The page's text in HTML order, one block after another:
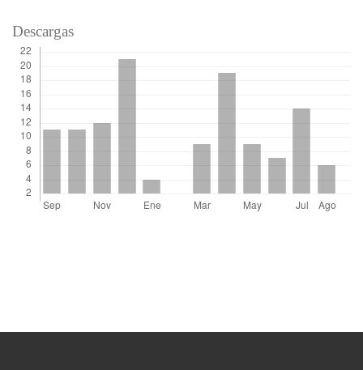
Descargas